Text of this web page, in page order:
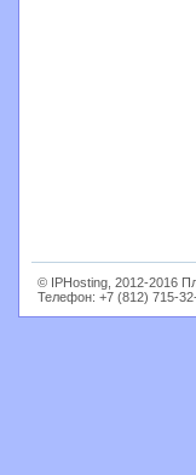
© IPHosting, 2012-2016
Телефон: +7 (812) 715-